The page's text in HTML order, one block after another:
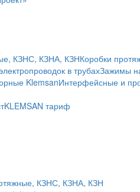
КЗНС, КЗНА, КЗНКоробки
в трубахЗажимы
KlemsanИнтерфейсные и
KLEMSAN тариф
КЗНС, КЗНА, КЗН